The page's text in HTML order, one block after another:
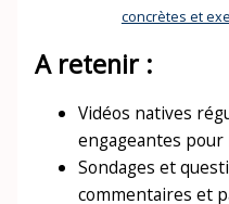
concrètes et
A retenir :
Vidéos natives
engageantes
Sondages et
commentaires et